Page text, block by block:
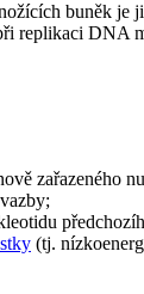
buněk je
replikaci DNA
zařazeného
(tj.